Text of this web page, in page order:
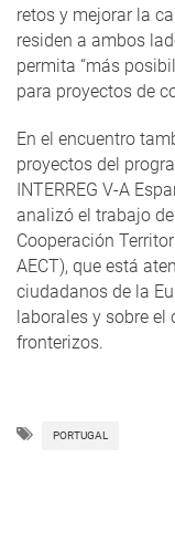
retos y mejorar la
residen a ambos
permita “más
para proyectos de
En el encuentro
proyectos del
INTERREG V-A
analizó el trabajo
Cooperación
AECT), que está
ciudadanos de la
laborales y sobre el
fronterizos.
PORTUGAL